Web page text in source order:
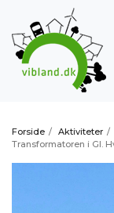
Forside / Aktiviteter /
Transformatoren i Gl.